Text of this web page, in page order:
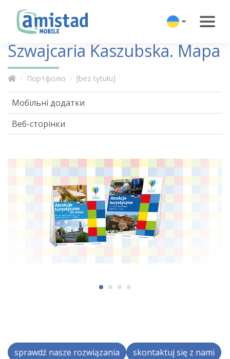
Szwajcaria Kaszubska. Mapa
Портфоліо [bez tytułu]
sprawdź nasze rozwiązania skontaktuj się z nami
Мобільні додатки
Веб-сторінки